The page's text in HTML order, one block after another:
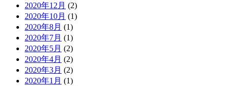
2020年12月 (2)
2020年10月 (1)
2020年8月 (1)
2020年7月 (1)
2020年5月 (2)
2020年4月 (2)
2020年3月 (2)
2020年1月 (1)